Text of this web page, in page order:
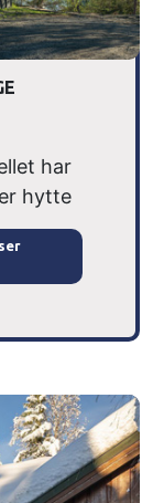
har
hytte